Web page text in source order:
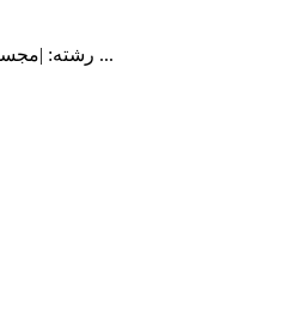
رشته: |مجسمه سازی|شمع سازی|خمیرچ ...